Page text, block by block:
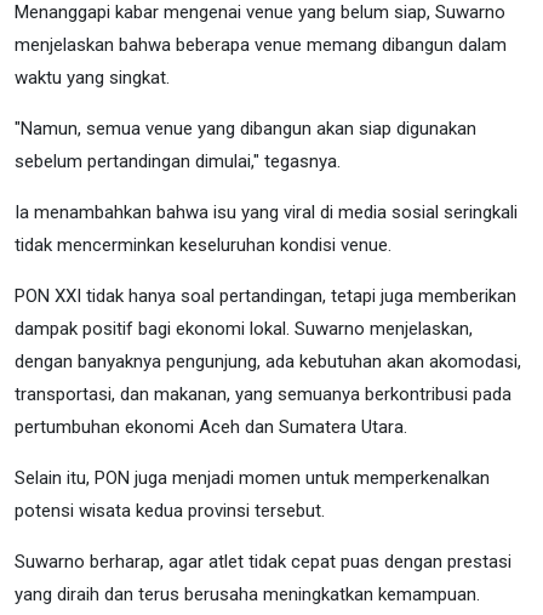
Menanggapi kabar mengenai venue yang belum siap, Suwarno
menjelaskan bahwa beberapa venue memang dibangun dalam
waktu yang singkat.
"Namun, semua venue yang dibangun akan siap digunakan
sebelum pertandingan dimulai," tegasnya.
Ia menambahkan bahwa isu yang viral di media sosial seringkali
tidak mencerminkan keseluruhan kondisi venue.
PON XXI tidak hanya soal pertandingan, tetapi juga memberikan
dampak positif bagi ekonomi lokal. Suwarno menjelaskan,
dengan banyaknya pengunjung, ada kebutuhan akan akomodasi,
transportasi, dan makanan, yang semuanya berkontribusi pada
pertumbuhan ekonomi Aceh dan Sumatera Utara.
Selain itu, PON juga menjadi momen untuk memperkenalkan
potensi wisata kedua provinsi tersebut.
Suwarno berharap, agar atlet tidak cepat puas dengan prestasi
yang diraih dan terus berusaha meningkatkan kemampuan.